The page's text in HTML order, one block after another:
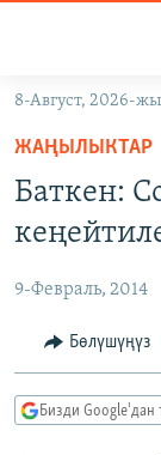
Навигацияга
өтүңүз
Издөөгө
салыңыз
ЭКОНОМИКА
МАДАНИЯТ
БОРБОР АЗИЯ
АТАЙЫН
ТВ
ЭКСПЕРТТЕР
ӨЗГӨЧӨ
8-Август, 2026-
ЖАҢЫЛЫКТАР
Баткен:
9-Февраль, 2014
Бөлүшүңүз
Бизди Google'дан